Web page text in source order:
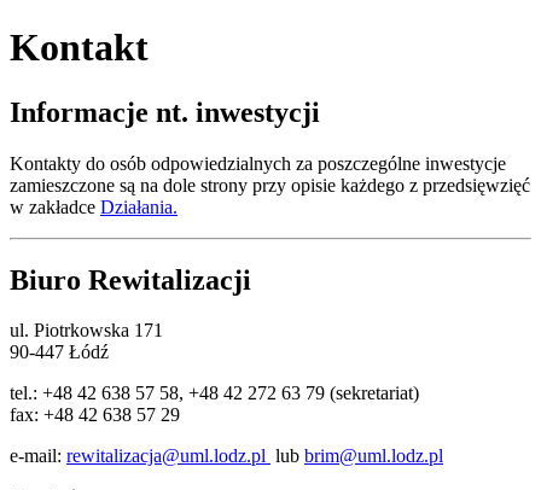
Kontakt
Informacje nt. inwestycji
Kontakty do osób odpowiedzialnych za poszczególne inwestycje
zamieszczone są na dole strony przy opisie każdego z przedsięwzięć
w zakładce Działania.
Biuro Rewitalizacji
ul. Piotrkowska 171
90-447 Łódź
tel.: +48 42 638 57 58, +48 42 272 63 79 (sekretariat)
fax: +48 42 638 57 29
e-mail: rewitalizacja@uml.lodz.pl lub brim@uml.lodz.pl